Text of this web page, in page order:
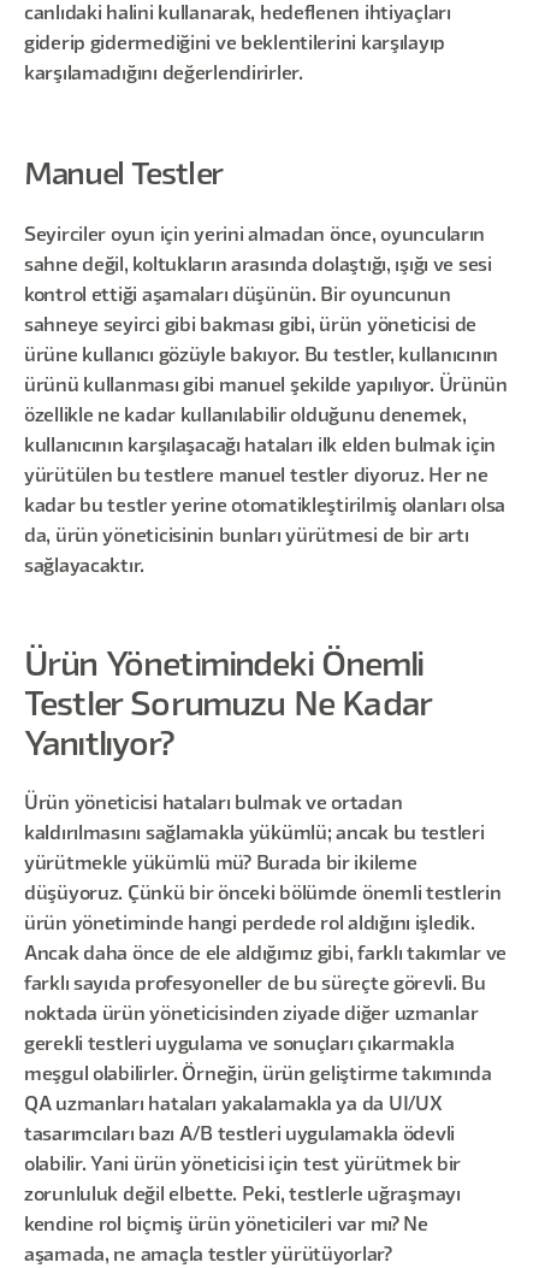
canlıdaki halini kullanarak, hedeflenen ihtiyaçları
giderip gidermediğini ve beklentilerini karşılayıp
karşılamadığını değerlendirirler.
Manuel Testler
Seyirciler oyun için yerini almadan önce, oyuncuların
sahne değil, koltukların arasında dolaştığı, ışığı ve sesi
kontrol ettiği aşamaları düşünün. Bir oyuncunun
sahneye seyirci gibi bakması gibi, ürün yöneticisi de
ürüne kullanıcı gözüyle bakıyor. Bu testler, kullanıcının
ürünü kullanması gibi manuel şekilde yapılıyor. Ürünün
özellikle ne kadar kullanılabilir olduğunu denemek,
kullanıcının karşılaşacağı hataları ilk elden bulmak için
yürütülen bu testlere manuel testler diyoruz. Her ne
kadar bu testler yerine otomatikleştirilmiş olanları olsa
da, ürün yöneticisinin bunları yürütmesi de bir artı
sağlayacaktır.
Ürün Yönetimindeki Önemli
Testler Sorumuzu Ne Kadar
Yanıtlıyor?
Ürün yöneticisi hataları bulmak ve ortadan
kaldırılmasını sağlamakla yükümlü; ancak bu testleri
yürütmekle yükümlü mü? Burada bir ikileme
düşüyoruz. Çünkü bir önceki bölümde önemli testlerin
ürün yönetiminde hangi perdede rol aldığını işledik.
Ancak daha önce de ele aldığımız gibi, farklı takımlar ve
farklı sayıda profesyoneller de bu süreçte görevli. Bu
noktada ürün yöneticisinden ziyade diğer uzmanlar
gerekli testleri uygulama ve sonuçları çıkarmakla
meşgul olabilirler. Örneğin, ürün geliştirme takımında
QA uzmanları hataları yakalamakla ya da UI/UX
tasarımcıları bazı A/B testleri uygulamakla ödevli
olabilir. Yani ürün yöneticisi için test yürütmek bir
zorunluluk değil elbette. Peki, testlerle uğraşmayı
kendine rol biçmiş ürün yöneticileri var mı? Ne
aşamada, ne amaçla testler yürütüyorlar?